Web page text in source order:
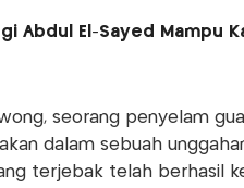
Abdul El-Sayed Mampu
seorang penyelam
dalam sebuah
terjebak telah berhasil